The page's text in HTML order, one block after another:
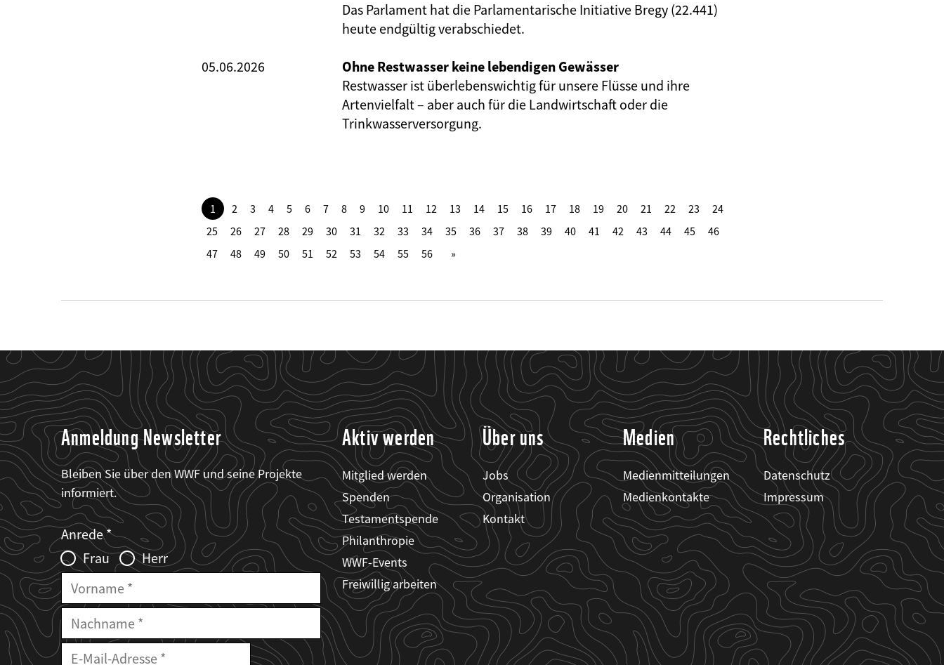
Das Parlament hat die Parlamentarische Initiative Bregy (22.441)
heute endgültig verabschiedet.
05.06.2026
Ohne Restwasser keine lebendigen Gewässer
Restwasser ist überlebenswichtig für unsere Flüsse und ihre
Artenvielfalt – aber auch für die Landwirtschaft oder die
Trinkwasserversorgung.
1 2 3 4 5 6 7 8 9 10 11 12 13 14 15 16 17 18 19 20 21 22 23
24
25
26 27 28 29 30 31 32 33 34 35 36 37 38 39 40 41 42 43 44 45
46
47
48 49 50 51 52 53 54 55 56
Anmeldung Newsletter
Bleiben Sie über den WWF und seine Projekte
informiert.
Web2Case
Infofelder
Fieldset
anrede_name
Anrede
Frau
Herr
Vorname
Nachname
E-
Mailadresse
Aktiv werden
Mitglied werden
Spenden
Testamentspende
Philanthropie
WWF-Events
Freiwillig arbeiten
Über uns
Jobs
Organisation
Kontakt
Medien
Medienmitteilungen
Medienkontakte
Rechtliches
Datenschutz
Impressum